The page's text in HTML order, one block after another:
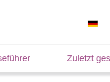
Zuletzt